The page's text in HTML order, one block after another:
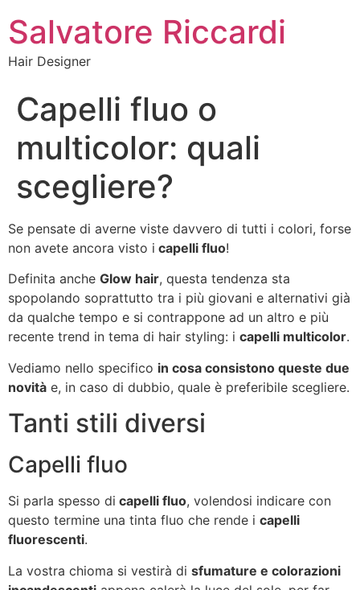
Salvatore Riccardi
Hair Designer
Capelli fluo o
multicolor: quali
scegliere?
Se pensate di averne viste davvero di tutti i colori, forse
non avete ancora visto i capelli fluo!
Definita anche Glow hair, questa tendenza sta
spopolando soprattutto tra i più giovani e alternativi già
da qualche tempo e si contrappone ad un altro e più
recente trend in tema di hair styling: i capelli multicolor.
Vediamo nello specifico in cosa consistono queste due
novità e, in caso di dubbio, quale è preferibile scegliere.
Tanti stili diversi
Capelli fluo
Si parla spesso di capelli fluo, volendosi indicare con
questo termine una tinta fluo che rende i capelli
fluorescenti.
La vostra chioma si vestirà di sfumature e colorazioni